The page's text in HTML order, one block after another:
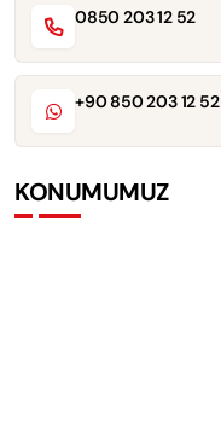
0850 203 12 52
+90 850 203 12 52
KONUMUMUZ